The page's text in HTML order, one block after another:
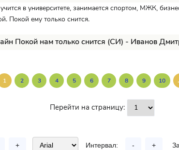
в университете, занимается спортом, МЖК,
Покой ему только снится.
Покой нам только снится (СИ) - Иванов
1 2 3 4 5 6 7 8 9 10
Перейти на страницу:
+ Интервал: - +